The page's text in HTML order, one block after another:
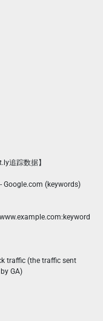
追踪数据】
Google.com (keywords)
traffic (the traffic sent
GA)